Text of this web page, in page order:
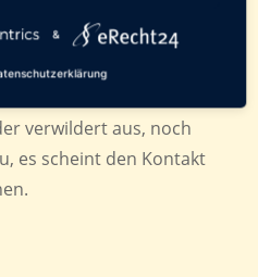
bis ich Sonntag
fahre. Vielleicht finden
verwildert aus, noch
es scheint den Kontakt
&